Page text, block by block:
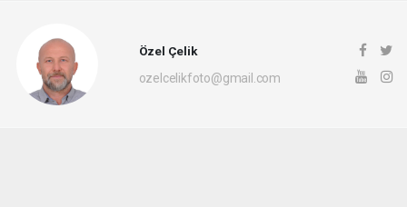
Özel Çelik
ozelcelikfoto@gmail.com